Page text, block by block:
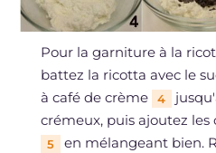
Pour la garniture à la
battez la ricotta avec le
à café de crème
4
crémeux, puis ajoutez les
5
en mélangeant bien.